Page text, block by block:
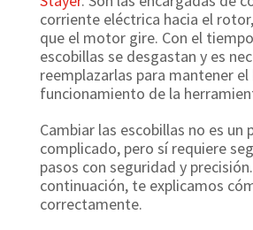
corriente eléctrica hacia el
que el motor gire. Con el
escobillas se desgastan y es
reemplazarlas para mantener el
funcionamiento de la
Cambiar las escobillas no es un
complicado, pero sí requiere
pasos con seguridad y
continuación, te explicamos
correctamente.